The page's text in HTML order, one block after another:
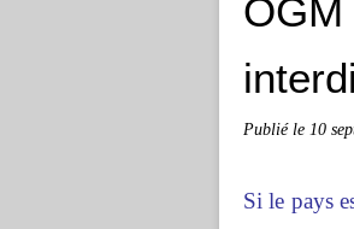
Publié le 10
Si le pays